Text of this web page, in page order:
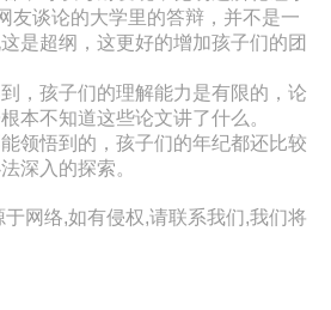
友谈论的大学里的答辩，并不是一
是超纲，这更好的增加孩子们的团
，孩子们的理解能力是有限的，论
本不知道这些论文讲了什么。
领悟到的，孩子们的年纪都还比较
深入的探索。
网络,如有侵权,请联系我们,我们将